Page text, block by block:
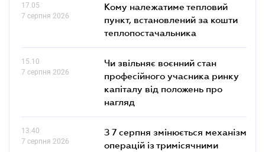
17.05
7 серпня 2026
Кому належатиме тепловий
пункт, встановлений за кошти
теплопостачальника
15.10
7 серпня 2026
Чи звільняє воєнний стан
професійного учасника ринку
капіталу від положень про
нагляд
13.40
7 серпня 2026
З 7 серпня змінюється механізм
операцій із тримісячними